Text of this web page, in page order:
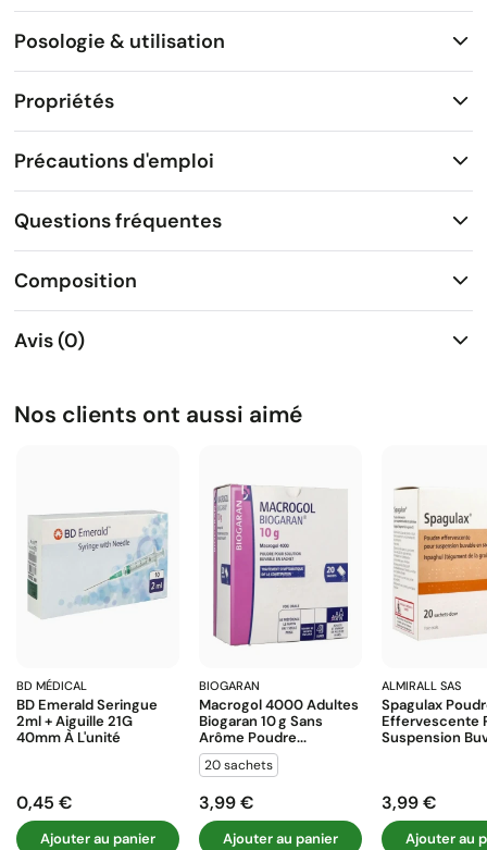
Posologie & utilisation
Propriétés
Précautions d'emploi
Questions fréquentes
Composition
Avis (0)
Nos clients ont aussi aimé
BD MÉDICAL
BD Emerald Seringue
2ml + Aiguille 21G
40mm À L'unité
Prix
0,45 €
Ajouter au panier
BIOGARAN
Macrogol 4000 Adultes
Biogaran 10 G Sans
Arôme Poudre...
20 sachets
Prix
3,99 €
Ajouter au panier
ALMIRALL SAS
Spagulax
Effervescente
Suspension
Prix
3,99 €
Ajouter au